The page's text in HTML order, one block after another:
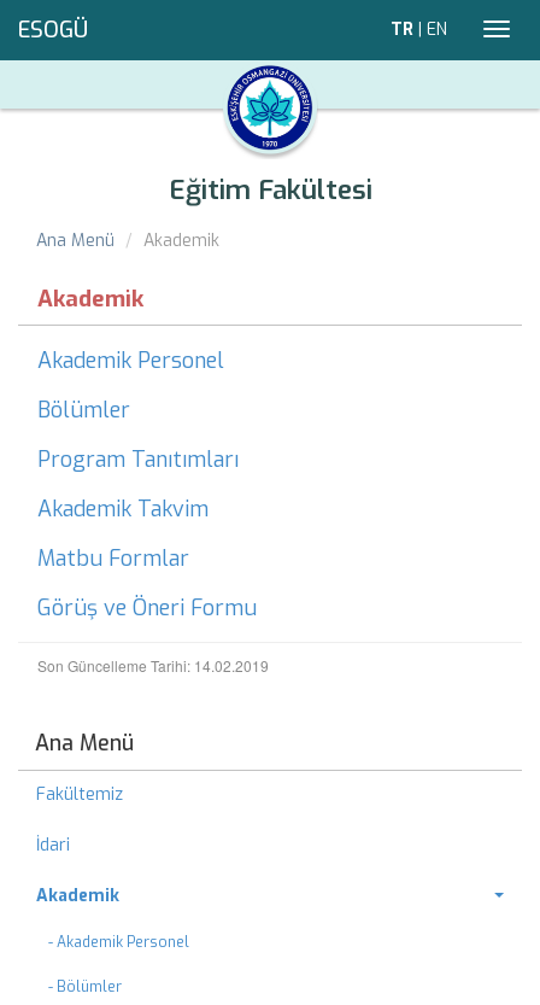
ESOGÜ TR | EN
Eğitim Fakültesi
Ana Menü Akademik
Akademik
Akademik Personel
Bölümler
Program Tanıtımları
Akademik Takvim
Matbu Formlar
Görüş ve Öneri Formu
Son Güncelleme Tarihi: 14.02.2019
Ana Menü
Fakültemiz
İdari
Akademik
- Akademik Personel
- Bölümler